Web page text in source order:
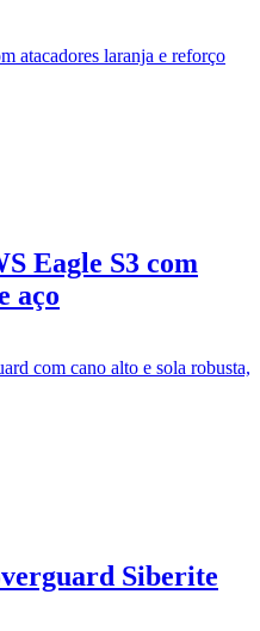
Eagle S3 com
aço
Siberite